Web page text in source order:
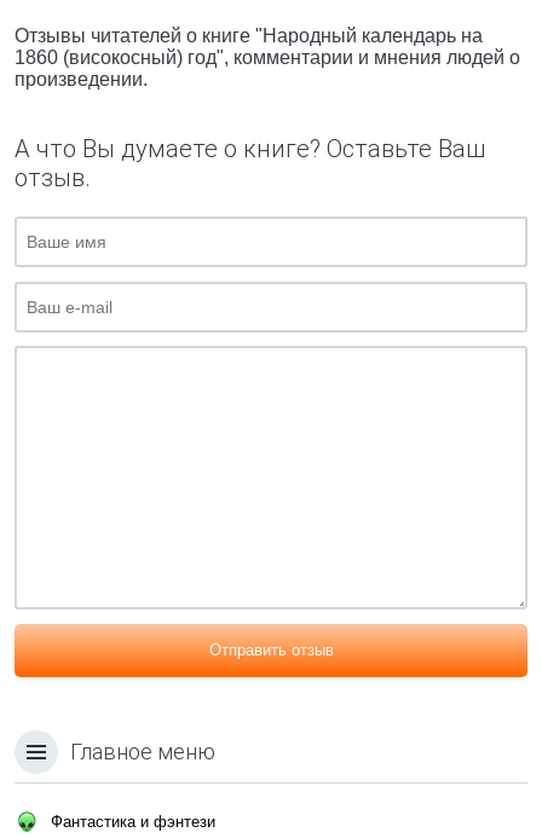
Отзывы читателей о книге "Народный календарь на
1860 (високосный) год", комментарии и мнения людей о
произведении.
А что Вы думаете о книге? Оставьте Ваш
отзыв.
Отправить отзыв
Главное меню
Фантастика и фэнтези